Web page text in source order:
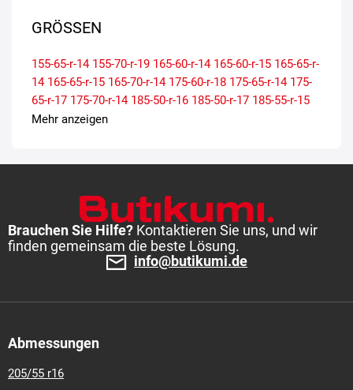
GRÖSSEN
155-65-r-14 155-70-r-19 165-60-r-14 165-60-r-15 165-65-r-
14 165-65-r-15 165-70-r-14 175-60-r-18 175-65-r-14 175-
65-r-17 175-70-r-14 185-50-r-16 185-50-r-17 185-55-r-15
185-55-r-16 185-60-r-14
215-45-r-16 215-45-r-17 215-55-r-16 215-60-r-16
225-45-r-17 225-50-r-17
Mehr anzeigen
Brauchen Sie Hilfe? Kontaktieren Sie uns, und wir
finden gemeinsam die beste Lösung.
info@butikumi.de
Abmessungen
205/55 r16